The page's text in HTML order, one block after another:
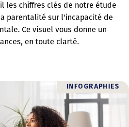
les chiffres clés de notre étude
parentalité sur l'incapacité de
Ce visuel vous donne un
en toute clarté.
INFOGRAPHIES